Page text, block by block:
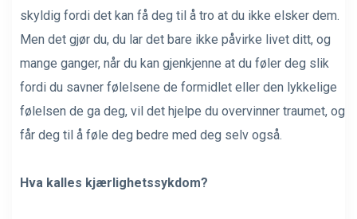
skyldig fordi det kan få deg til å tro at du ikke elsker dem.
Men det gjør du, du lar det bare ikke påvirke livet ditt, og
mange ganger, når du kan gjenkjenne at du føler deg slik
fordi du savner følelsene de formidlet eller den lykkelige
følelsen de ga deg, vil det hjelpe du overvinner traumet, og
får deg til å føle deg bedre med deg selv også.
Hva kalles kjærlighetssykdom?